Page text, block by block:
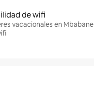
de wifi
vacacionales en Mbabane